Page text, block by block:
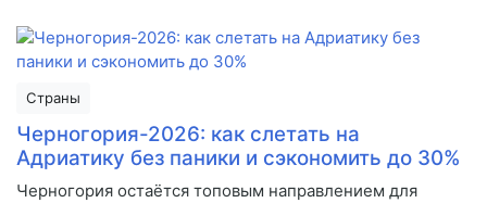
Страны
Черногория-2026: как слетать на
Адриатику без паники и сэкономить до 30%
Черногория остаётся топовым направлением для